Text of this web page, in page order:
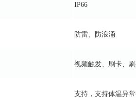
IP66
防雷、防浪涌
视频触发、刷卡、
支持，支持体温异